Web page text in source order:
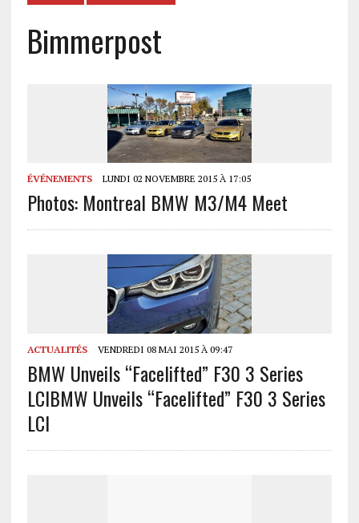
Bimmerpost
ÉVÉNEMENTS LUNDI 02 NOVEMBRE 2015 À 17:05
Photos: Montreal BMW M3/M4 Meet
ACTUALITÉS VENDREDI 08 MAI 2015 À 09:47
BMW Unveils “Facelifted” F30 3 Series
LCIBMW Unveils “Facelifted” F30 3 Series
LCI